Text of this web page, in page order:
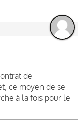
de
ce moyen de se
à la fois pour le